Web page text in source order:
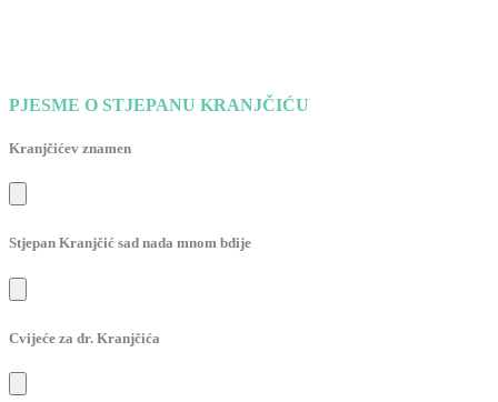
PJESME O STJEPANU KRANJČIĆU
Kranjčićev znamen
Stjepan Kranjčić sad nada mnom bdije
Cvijeće za dr. Kranjčića